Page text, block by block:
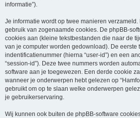
informatie”).
Je informatie wordt op twee manieren
gebruik van zogenaamde cookies. De phpBB-
cookies aan (kleine tekstbestanden die naar de
van je computer worden gedownload). De eerste
indentificatienummer (hierna “user-id”) en een
“session-id”). Deze twee nummers worden
software aan je toegewezen. Een derde cookie
wanneer je onderwerpen hebt gelezen op
gebruikt om op te slaan welke onderwerpen
je gebruikerservaring.
Wij kunnen ook buiten de phpBB-software